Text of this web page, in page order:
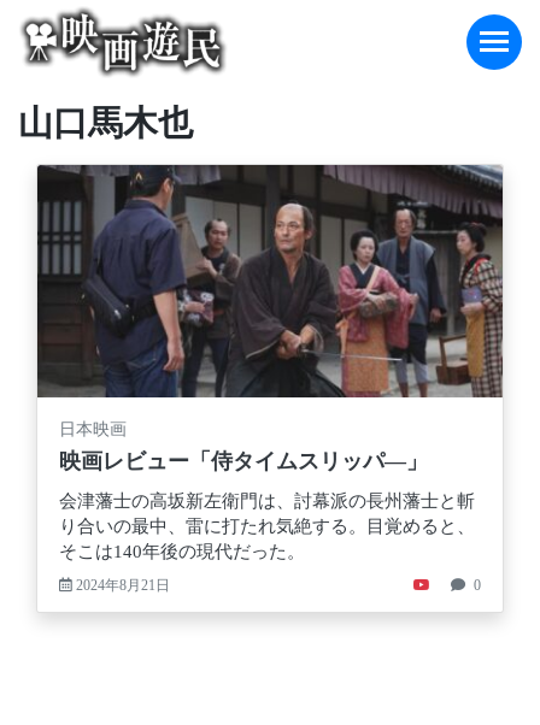
content
山口馬木也
日本映画
映画レビュー「侍タイムスリッパ―」
会津藩士の高坂新左衛門は、討幕派の長州藩士と斬
り合いの最中、雷に打たれ気絶する。目覚めると、
そこは140年後の現代だった。
2024年8月21日 0